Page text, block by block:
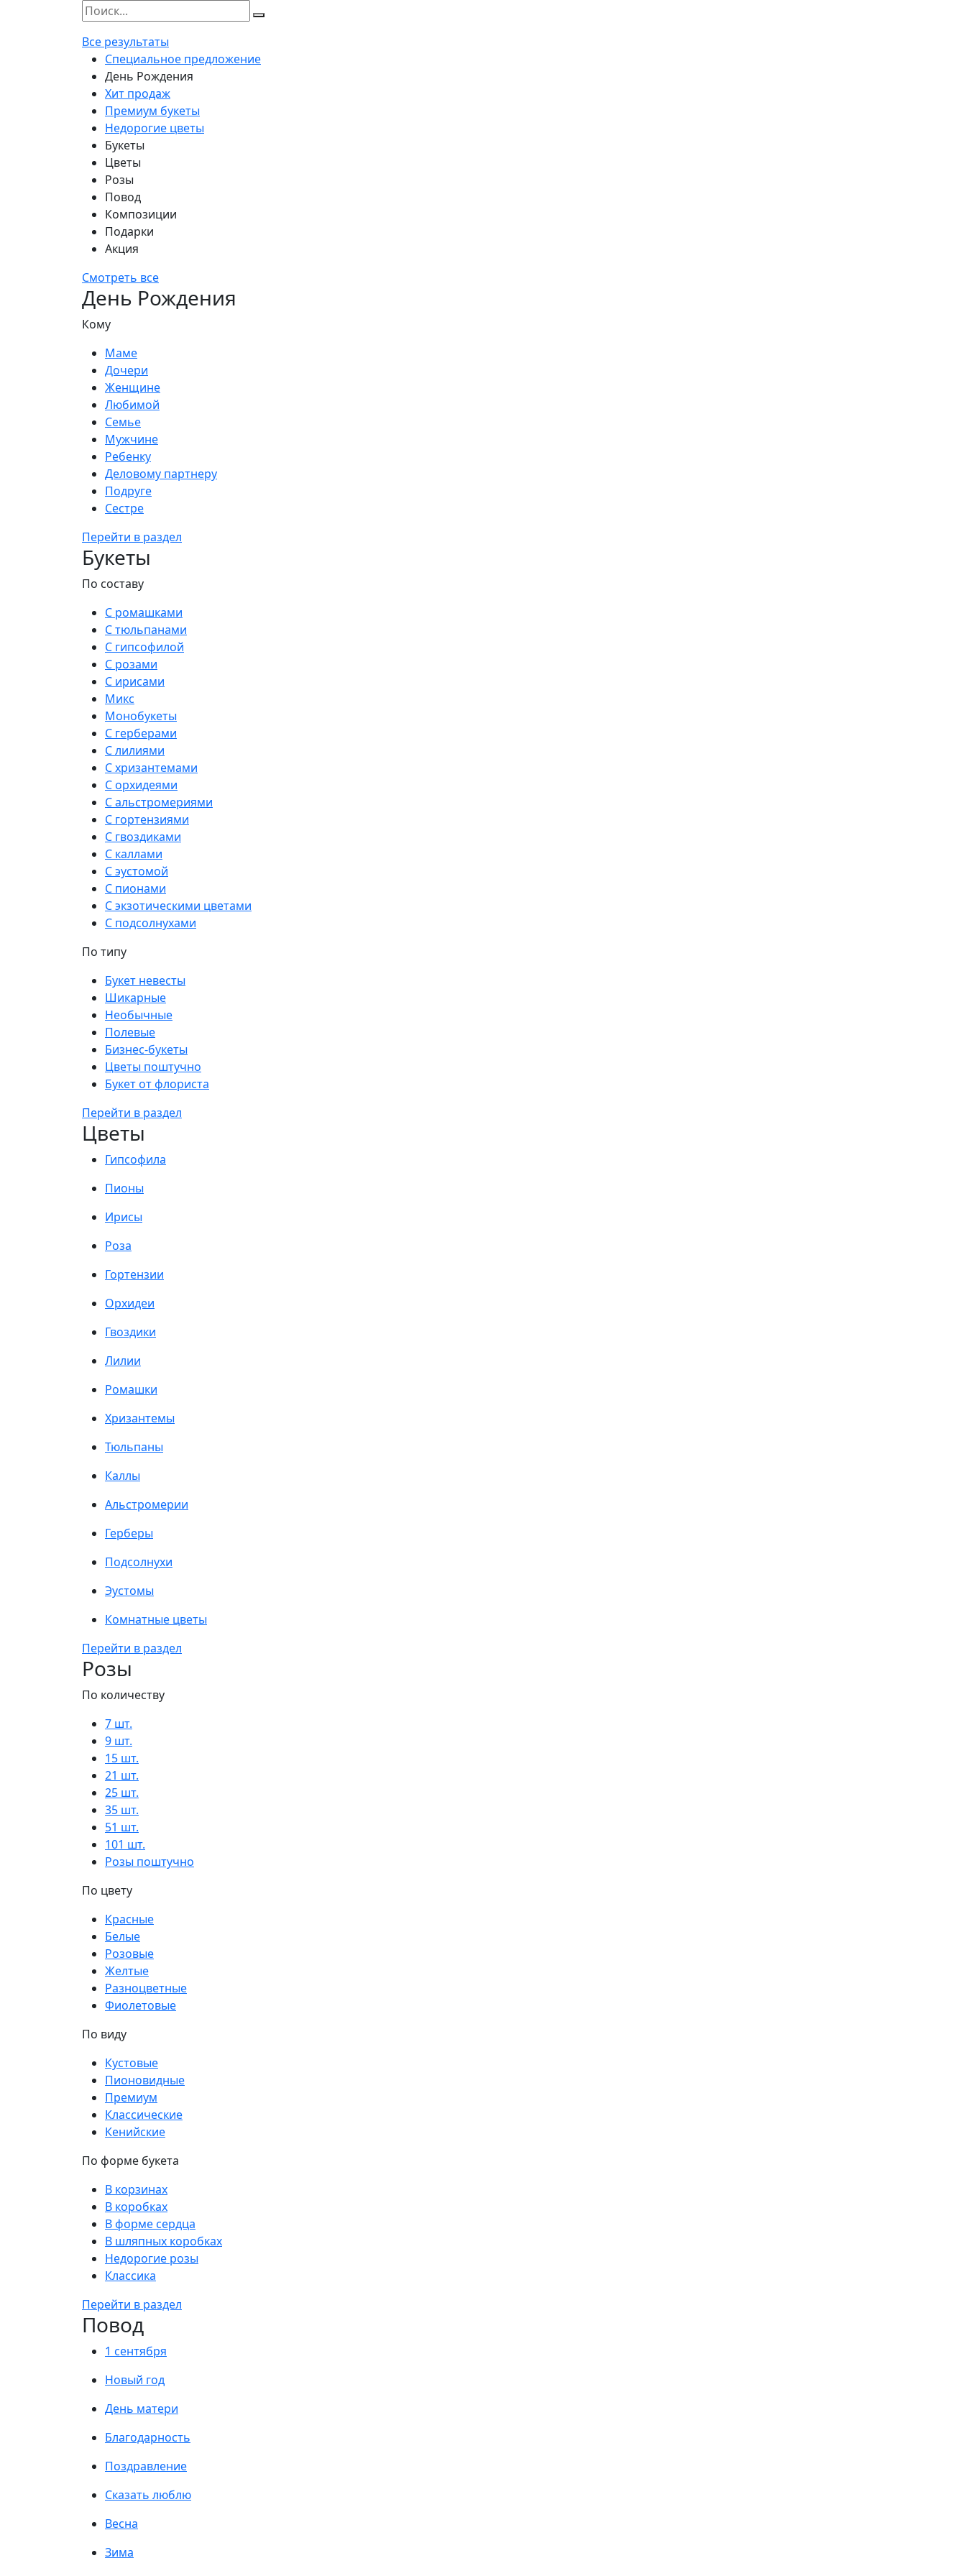
Все результаты
Специальное предложение
День Рождения
Хит продаж
Премиум букеты
Недорогие цветы
Букеты
Цветы
Розы
Повод
Композиции
Подарки
Акция
Смотреть все
День Рождения
Кому
Маме
Дочери
Женщине
Любимой
Семье
Мужчине
Ребенку
Деловому партнеру
Подруге
Сестре
Перейти в раздел
Букеты
По составу
С ромашками
С тюльпанами
С гипсофилой
С розами
С ирисами
Микс
Монобукеты
С герберами
С лилиями
С хризантемами
С орхидеями
С альстромериями
С гортензиями
С гвоздиками
С каллами
С эустомой
С пионами
С экзотическими цветами
С подсолнухами
По типу
Букет невесты
Шикарные
Необычные
Полевые
Бизнес-букеты
Цветы поштучно
Букет от флориста
Перейти в раздел
Цветы
Гипсофила
Пионы
Ирисы
Роза
Гортензии
Орхидеи
Гвоздики
Лилии
Ромашки
Хризантемы
Тюльпаны
Каллы
Альстромерии
Герберы
Подсолнухи
Эустомы
Комнатные цветы
Перейти в раздел
Розы
По количеству
7 шт.
9 шт.
15 шт.
21 шт.
25 шт.
35 шт.
51 шт.
101 шт.
Розы поштучно
По цвету
Красные
Белые
Розовые
Желтые
Разноцветные
Фиолетовые
По виду
Кустовые
Пионовидные
Премиум
Классические
Кенийские
По форме букета
В корзинах
В коробках
В форме сердца
В шляпных коробках
Недорогие розы
Классика
Перейти в раздел
Повод
1 сентября
Новый год
День матери
Благодарность
Поздравление
Сказать люблю
Весна
Зима